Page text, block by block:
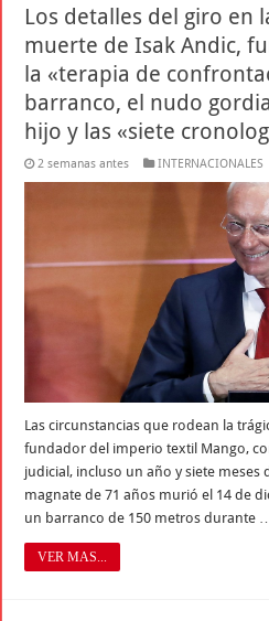
Los detalles del giro en
muerte de Isak Andic,
la «terapia de
barranco, el nudo
hijo y las «siete
2 semanas antes INTERNACIONALES
Las circunstancias que rodean la
fundador del imperio textil Mango,
judicial, incluso un año y siete meses
magnate de 71 años murió el 14 de
un barranco de 150 metros durante …
VER MAS...